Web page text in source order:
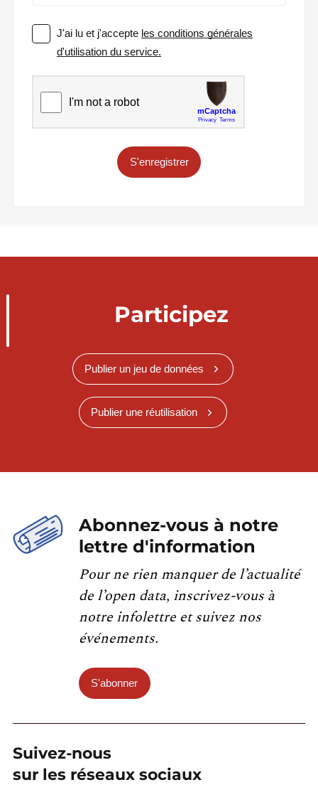
J'ai lu et j'accepte les conditions générales
d'utilisation du service.
S'enregistrer
Participez
Publier un jeu de données
Publier une réutilisation
Abonnez-vous à notre
lettre d'information
Pour ne rien manquer de l’actualité
de l’open data, inscrivez-vous à
notre infolettre et suivez nos
événements.
S'abonner
Suivez-nous
sur les réseaux sociaux